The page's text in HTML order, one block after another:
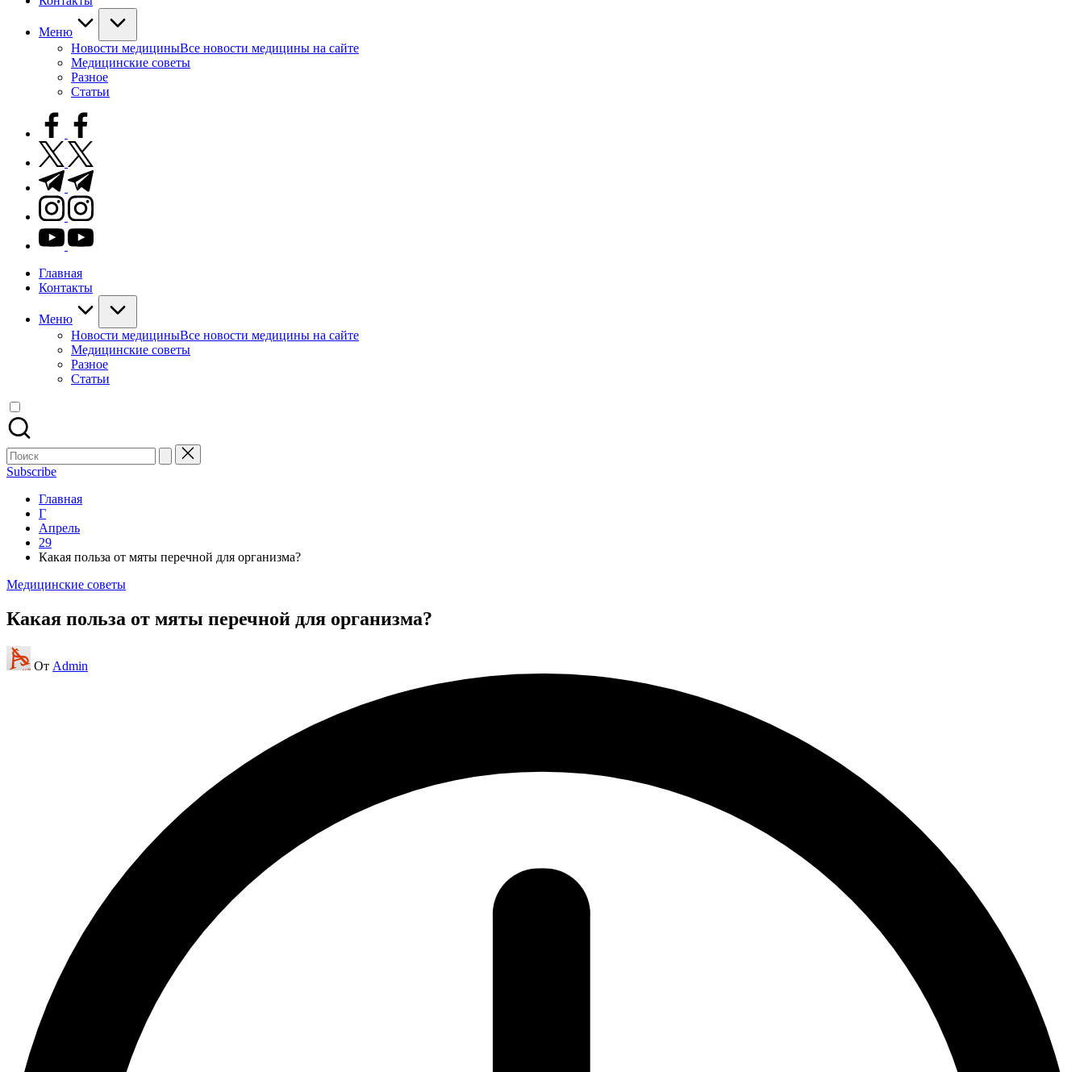
Меню
Новости медициныВсе новости медицины на сайте
Медицинские советы
Разное
Статьи
facebook.com
twitter.com
t.me
instagram.com
youtube.com
Главная
Контакты
Меню
Новости медициныВсе новости медицины на сайте
Медицинские советы
Разное
Статьи
Поиск
для:
Subscribe
Главная
Г
Апрель
29
Какая польза от мяты перечной для организма?
Опубликовано
Медицинские советы
Какая польза от мяты перечной для организма?
Запись
от
От Admin